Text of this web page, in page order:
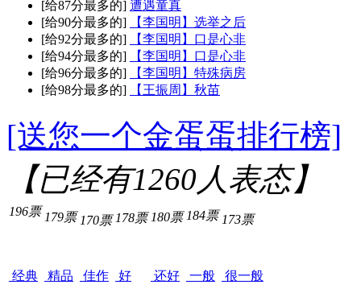
[给87分最多的] 遭遇童真
[给90分最多的]
【李国明】选举之后
[给92分最多的]
【李国明】口是心非
[给94分最多的]
【李国明】口是心非
[给96分最多的]
【李国明】特殊病房
[给98分最多的]
【王振周】秋苗
[送您一个金蛋蛋排行榜]
【已经有1260人表态】
196票
经典
179票
精品
170票
佳作
178票
好
180票
还好
184票
一般
173票
很一般